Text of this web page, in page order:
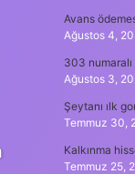
Avans
Ağustos 4,
303
Ağustos 3,
Şeytanı ılk
Temmuz 30,
Kalkınma
Temmuz 25,